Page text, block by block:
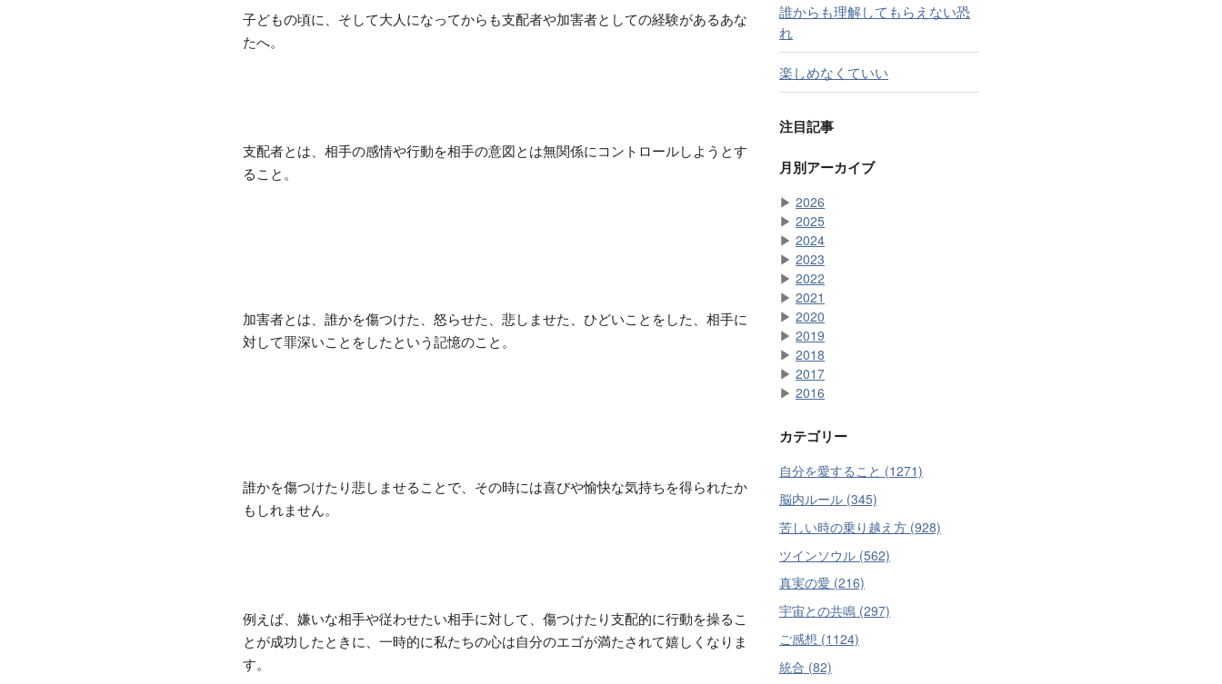
子どもの頃に、そして大人になってからも支配者や加害者としての経験があるあな
たへ。
支配者とは、相手の感情や行動を相手の意図とは無関係にコントロールしようとす
ること。
加害者とは、誰かを傷つけた、怒らせた、悲しませた、ひどいことをした、相手に
対して罪深いことをしたという記憶のこと。
誰かを傷つけたり悲しませることで、その時には喜びや愉快な気持ちを得られたか
もしれません。
例えば、嫌いな相手や従わせたい相手に対して、傷つけたり支配的に行動を操るこ
とが成功したときに、一時的に私たちの心は自分のエゴが満たされて嬉しくなりま
す。
誰からも理解してもらえない恐
れ
楽しめなくていい
注目記事
月別アーカイブ
▶ 2026
▶ 2025
▶ 2024
▶ 2023
▶ 2022
▶ 2021
▶ 2020
▶ 2019
▶ 2018
▶ 2017
▶ 2016
カテゴリー
自分を愛すること (1271)
脳内ルール (345)
苦しい時の乗り越え方 (928)
ツインソウル (562)
真実の愛 (216)
宇宙との共鳴 (297)
ご感想 (1124)
統合 (82)